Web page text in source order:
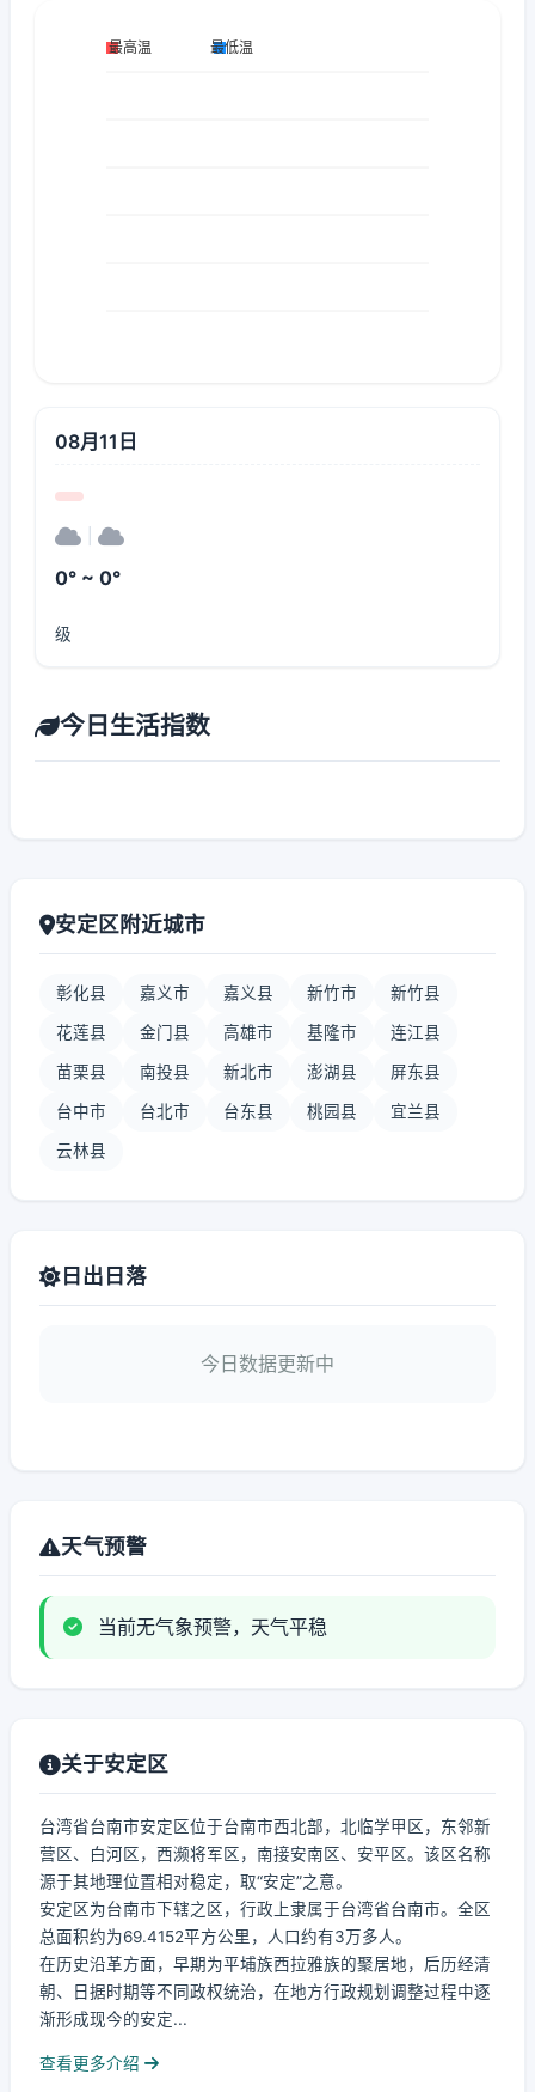
08月11日
0° ~ 0°
级
今日生活指数
安定区附近城市
彰化县 嘉义市 嘉义县 新竹市 新竹县
花莲县 金门县 高雄市 基隆市 连江县
苗栗县 南投县 新北市 澎湖县 屏东县
台中市 台北市 台东县 桃园县 宜兰县
云林县
日出日落
今日数据更新中
天气预警
当前无气象预警，天气平稳
关于安定区
台湾省台南市安定区位于台南市西北部，北临学甲区，东邻新
营区、白河区，西濒将军区，南接安南区、安平区。该区名称
源于其地理位置相对稳定，取“安定”之意。
安定区为台南市下辖之区，行政上隶属于台湾省台南市。全区
总面积约为69.4152平方公里，人口约有3万多人。
在历史沿革方面，早期为平埔族西拉雅族的聚居地，后历经清
朝、日据时期等不同政权统治，在地方行政规划调整过程中逐
渐形成现今的安定...
查看更多介绍